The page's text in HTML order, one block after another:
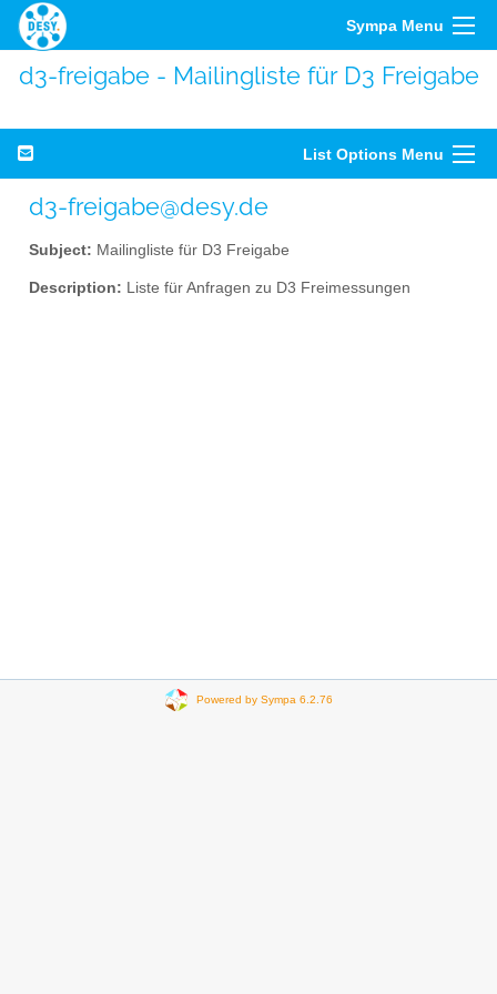
Sympa Menu
d3-freigabe - Mailingliste für D3 Freigabe
List Options Menu
d3-freigabe@desy.de
Subject: Mailingliste für D3 Freigabe
Description: Liste für Anfragen zu D3 Freimessungen
Powered by Sympa 6.2.76